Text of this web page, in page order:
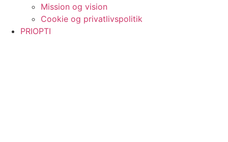
Mission og vision
Cookie og privatlivspolitik
PRIOPTI